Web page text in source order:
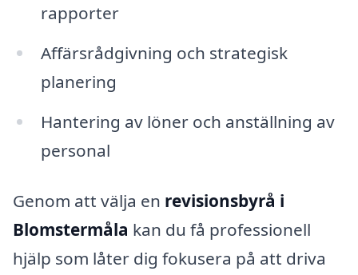
rapporter
Affärsrådgivning och strategisk
planering
Hantering av löner och anställning av
personal
Genom att välja en revisionsbyrå i
Blomstermåla kan du få professionell
hjälp som låter dig fokusera på att driva